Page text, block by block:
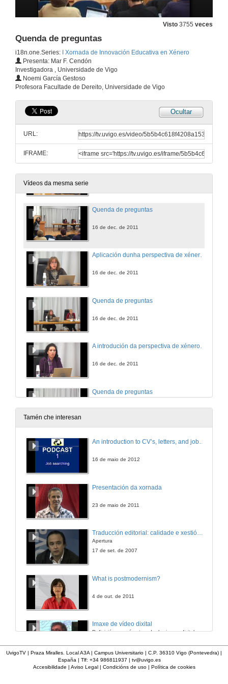
Visto 3755 veces
Quenda de preguntas
i18n.one.Series:
I Xornada de Innovación Educativa en Xénero
Presenta: Mar F. Cendón
Investigadora , Universidade de Vigo
Noemi García Gestoso
Profesora Facultade de Dereito, Universidade de Vigo
Ocultar
URL:
IFRAME:
Vídeos da mesma serie
Lección inaugural impartida por Eulalia Pérez Sedeño, investigadora do CSIC titulada “Innovación educativa, xénero e innovación oculta”
Quenda de preguntas
16 de dec. de 2011
Presentación das comunicacións do Ámbito Xurídico-Social
16 de dec. de 2011
A igualdade e non discriminación por razón de xénero na docencia de Dereito Constitucional: unha aprendizaxe e actitud para toda a vida,
Quenda de preguntas
16 de dec. de 2011
Aplicación dunha perspectiva de xénero ás prácticas das asignaturas Dirección de Recursos Humanos e Fundamentos de Administración do Grao en Administración e Dirección de Empresas
16 de dec. de 2011
Quenda de preguntas
16 de dec. de 2011
A introdución da perspectiva de xénero na docencia a través da asignatura: Gobernos locais do Grao de Dirección e Xestión da Administración Pública
16 de dec. de 2011
Quenda de preguntas
16 de dec. de 2011
Psicoloxía, xénero e educación
Quenda de preguntas
Tamén che interesan
An introduction to CV’s, letters, and job searching
16 de maio de 2012
Presentación da xornada
23 de maio de 2011
Traducción editorial: calidade e xestión de proxectos
Apertura
17 de set. de 2007
What is postmodernism?
4 de out. de 2011
Imaxe de vídeo dixital
Definición e parámetros dunha imaxe dixital. Resolución e Aspecto. Profundidade da cor. Compresión. Frame por segundo. Entrelazado. Campos, cadros
Inauguración
UvigoTV | Praza Miralles. Local A3A | Campus Universitario | C.P. 36310 Vigo (Pontevedra) |
España | Tlf: +34 986811937 | tv@uvigo.es
Accesibilidade | Aviso Legal| Condicións de uso| Política de cookies